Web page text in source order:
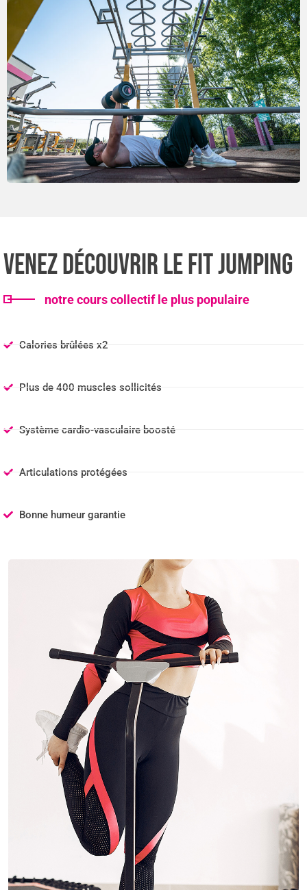
Venez Découvrir Le Fit Jumping
notre cours collectif le plus populaire
Calories brûlées x2
Plus de 400 muscles sollicités
Système cardio-vasculaire boosté
Articulations protégées
Bonne humeur garantie